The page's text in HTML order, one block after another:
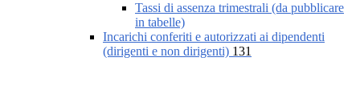
Tassi di assenza trimestrali (da pubblicare
in tabelle)
Incarichi conferiti e autorizzati ai dipendenti
(dirigenti e non dirigenti) 131